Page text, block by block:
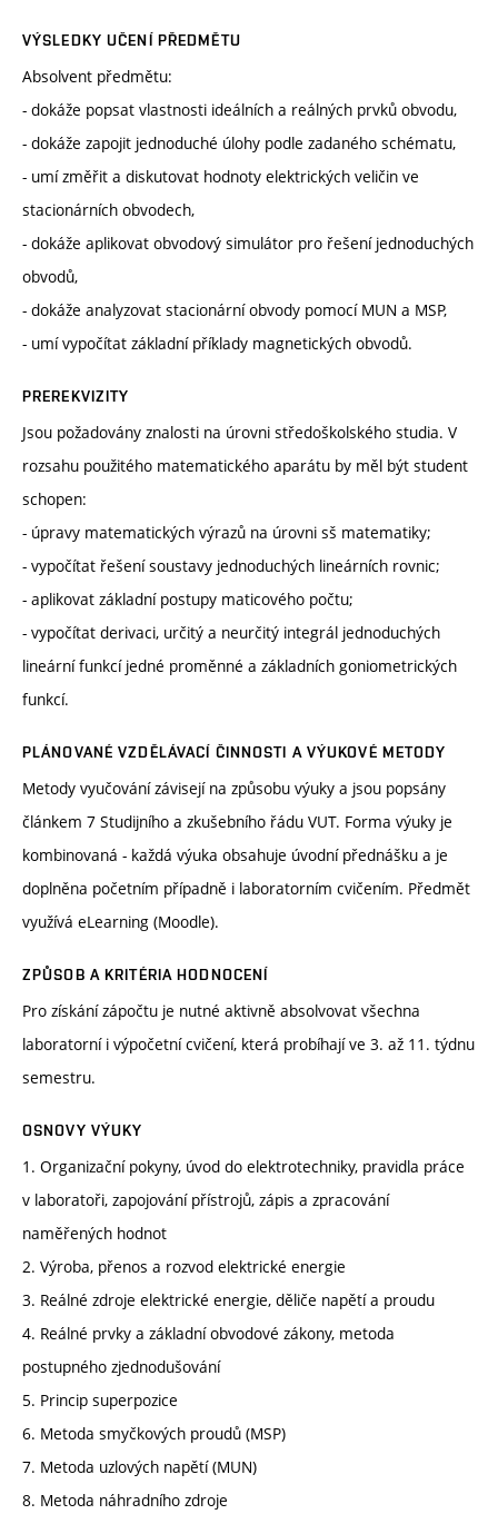
VÝSLEDKY UČENÍ PŘEDMĚTU
Absolvent předmětu:
- dokáže popsat vlastnosti ideálních a reálných prvků obvodu,
- dokáže zapojit jednoduché úlohy podle zadaného schématu,
- umí změřit a diskutovat hodnoty elektrických veličin ve
stacionárních obvodech,
- dokáže aplikovat obvodový simulátor pro řešení jednoduchých
obvodů,
- dokáže analyzovat stacionární obvody pomocí MUN a MSP,
- umí vypočítat základní příklady magnetických obvodů.
PREREKVIZITY
Jsou požadovány znalosti na úrovni středoškolského studia. V
rozsahu použitého matematického aparátu by měl být student
schopen:
- úpravy matematických výrazů na úrovni sš matematiky;
- vypočítat řešení soustavy jednoduchých lineárních rovnic;
- aplikovat základní postupy maticového počtu;
- vypočítat derivaci, určitý a neurčitý integrál jednoduchých
lineární funkcí jedné proměnné a základních goniometrických
funkcí.
PLÁNOVANÉ VZDĚLÁVACÍ ČINNOSTI A VÝUKOVÉ METODY
Metody vyučování závisejí na způsobu výuky a jsou popsány
článkem 7 Studijního a zkušebního řádu VUT. Forma výuky je
kombinovaná - každá výuka obsahuje úvodní přednášku a je
doplněna početním případně i laboratorním cvičením. Předmět
využívá eLearning (Moodle).
ZPŮSOB A KRITÉRIA HODNOCENÍ
Pro získání zápočtu je nutné aktivně absolvovat všechna
laboratorní i výpočetní cvičení, která probíhají ve 3. až 11. týdnu
semestru.
OSNOVY VÝUKY
1. Organizační pokyny, úvod do elektrotechniky, pravidla práce
v laboratoři, zapojování přístrojů, zápis a zpracování
naměřených hodnot
2. Výroba, přenos a rozvod elektrické energie
3. Reálné zdroje elektrické energie, děliče napětí a proudu
4. Reálné prvky a základní obvodové zákony, metoda
postupného zjednodušování
5. Princip superpozice
6. Metoda smyčkových proudů (MSP)
7. Metoda uzlových napětí (MUN)
8. Metoda náhradního zdroje